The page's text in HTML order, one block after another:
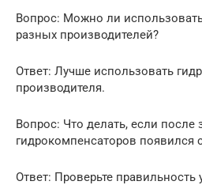
Вопрос: Можно ли
разных производителей?
Ответ: Лучше использовать
производителя.
Вопрос: Что делать, если после
гидрокомпенсаторов появился
Ответ: Проверьте правильность